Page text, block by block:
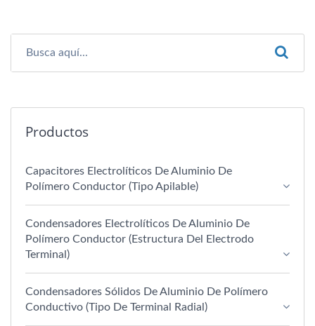
Productos
Capacitores Electrolíticos De Aluminio De
Polímero Conductor (tipo Apilable)
Condensadores Electrolíticos De Aluminio De
Polímero Conductor (estructura Del Electrodo
Terminal)
Condensadores Sólidos De Aluminio De Polímero
Conductivo (Tipo De Terminal Radial)